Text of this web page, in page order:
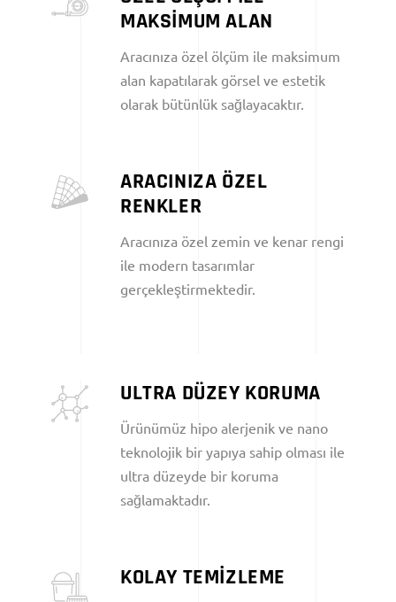
MAKSİMUM ALAN
Aracınıza özel ölçüm ile maksimum
alan kapatılarak görsel ve estetik
olarak bütünlük sağlayacaktır.
ARACINIZA ÖZEL
RENKLER
Aracınıza özel zemin ve kenar rengi
ile modern tasarımlar
gerçekleştirmektedir.
ULTRA DÜZEY KORUMA
Ürünümüz hipo alerjenik ve nano
teknolojik bir yapıya sahip olması ile
ultra düzeyde bir koruma
sağlamaktadır.
KOLAY TEMİZLEME